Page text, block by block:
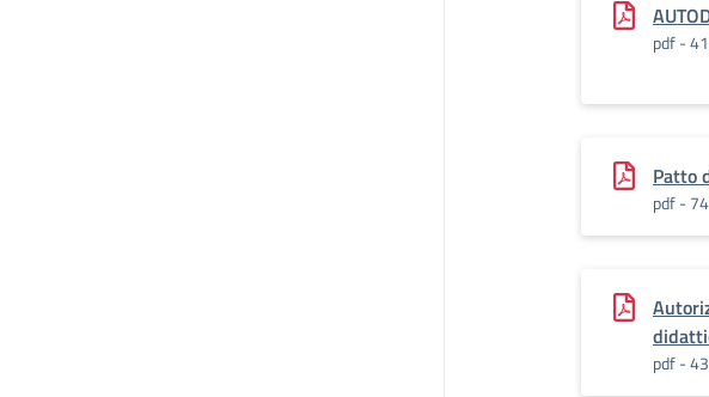
pdf -
Patto
pdf -
pdf -